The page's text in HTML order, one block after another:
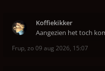
Koffiekikker
Aangezien het toch
Frup, zo 09 aug 2026, 15:07